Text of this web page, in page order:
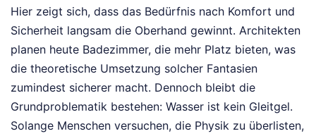
Hier zeigt sich, dass das Bedürfnis nach Komfort und
Sicherheit langsam die Oberhand gewinnt. Architekten
planen heute Badezimmer, die mehr Platz bieten, was
die theoretische Umsetzung solcher Fantasien
zumindest sicherer macht. Dennoch bleibt die
Grundproblematik bestehen: Wasser ist kein Gleitgel.
Solange Menschen versuchen, die Physik zu überlisten,